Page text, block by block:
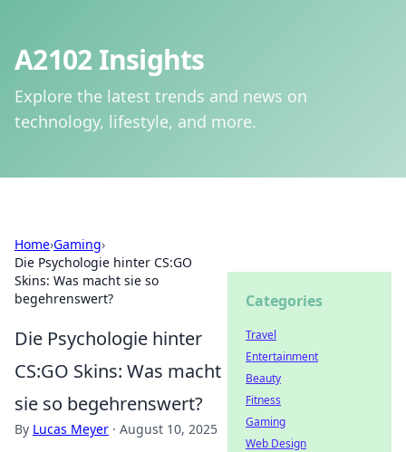
A2102 Insights
Explore the latest trends and news on
technology, lifestyle, and more.
Home›Gaming›
Die Psychologie hinter CS:GO
Skins: Was macht sie so
begehrenswert?
Die Psychologie hinter
CS:GO Skins: Was macht
sie so begehrenswert?
By Lucas Meyer · August 10, 2025
Categories
Travel
Entertainment
Beauty
Fitness
Gaming
Web Design